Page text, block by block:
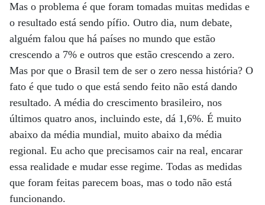
Mas o problema é que foram tomadas muitas medidas e
o resultado está sendo pífio. Outro dia, num debate,
alguém falou que há países no mundo que estão
crescendo a 7% e outros que estão crescendo a zero.
Mas por que o Brasil tem de ser o zero nessa história? O
fato é que tudo o que está sendo feito não está dando
resultado. A média do crescimento brasileiro, nos
últimos quatro anos, incluindo este, dá 1,6%. É muito
abaixo da média mundial, muito abaixo da média
regional. Eu acho que precisamos cair na real, encarar
essa realidade e mudar esse regime. Todas as medidas
que foram feitas parecem boas, mas o todo não está
funcionando.